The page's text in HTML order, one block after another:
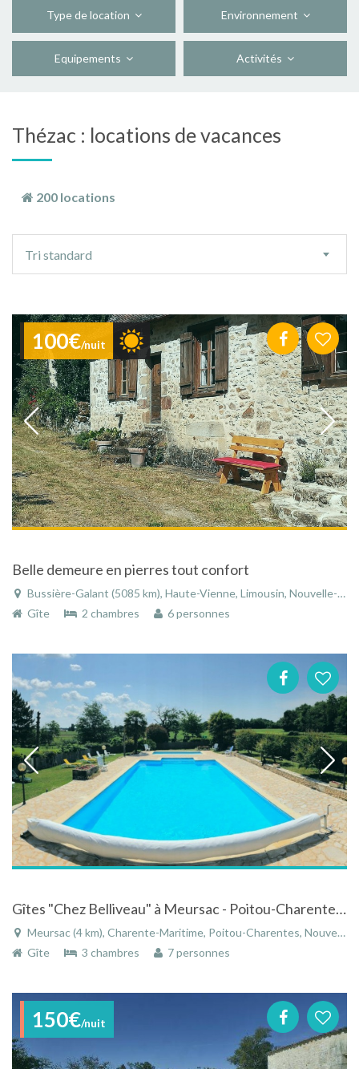
Type de location Environnement
Equipements Activités
Thézac : locations de vacances
200 locations
tri
Tri standard
100€/nuit
Belle demeure en pierres tout confort
Bussière-Galant (5085 km), Haute-Vienne, Limousin, Nouvelle-Aquitaine, France
Gîte
2 chambres 6 personnes
Gîtes "Chez Belliveau" à Meursac - Poitou-Charentes avec piscine chauffée à proximité de la mer
Meursac (4 km), Charente-Maritime, Poitou-Charentes, Nouvelle-Aquitaine, France
Gîte
3 chambres 7 personnes
150€/nuit